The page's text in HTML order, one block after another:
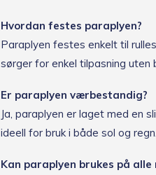
Hvordan festes paraplyen?
Paraplyen festes enkelt til
sørger for enkel tilpasning uten
Er paraplyen værbestandig?
Ja, paraplyen er laget med en
ideell for bruk i både sol og regn.
Kan paraplyen brukes på alle